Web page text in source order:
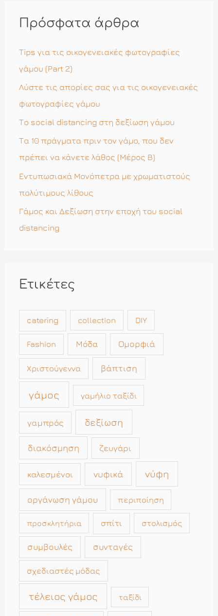
ή
η
σ
η
γ
Πρόσφατα άρθρα
Tips για τις οικογενειακές φωτογραφίες
γάμου (Part 2)
Λύστε τις απορίες σας για τις οικογενειακές
φωτογραφίες γάμου
Το social distancing στη δεξίωση γάμου
Τα 10 πράγματα πριν τον γάμο, που δεν
πρέπει να κάνετε λάθος (Μέρος Β)
Εντυπωσιακά Μονόπετρα με χρωματιστούς
πολύτιμους λίθους
Γάμος και Δεξίωση στην εποχή του social
distancing
Ετικέτες
catering collection DIY
Fashion Μόδα Ομορφιά
Χριστούγεννα βάπτιση
γάμος γαμήλιο ταξίδι
γαμπρός δεξίωση
διακόσμηση ζευγάρι
καλεσμένοι νυφικά νύφη
οργάνωση γάμου περιποίηση
προσκλητήρια σπίτι στολισμός
συμβουλές συνταγές
σχεδιαστές μόδας
τέλειος γάμος ταξίδι